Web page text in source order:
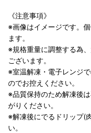
《注意事項》
※画像はイメージです。
ます。
※規格重量に調整する為
ございます。
※室温解凍・電子レンジ
のでお控えください。
※品質保持のため解凍後
がりください。
※解凍後にでるドリップ(
い。